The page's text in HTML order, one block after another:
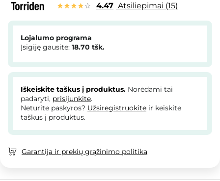
4.47 Atsiliepimai 15
Lojalumo programa
Įsigiję gausite: 18.70 tšk.
Iškeiskite taškus į produktus. Norėdami tai
padaryti, prisijunkite.
Neturite paskyros? Užsiregistruokite ir keiskite
taškus į produktus.
Garantija ir prekių grąžinimo politika